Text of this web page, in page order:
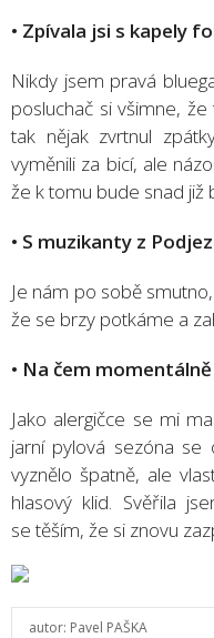
• Zpívala jsi s kapely
Nikdy jsem pravá
posluchač si všimne,
tak nějak zvrtnul
vyměnili za bicí, ale
že k tomu bude snad již
• S muzikanty z
Je nám po sobě
že se brzy potkáme a
• Na čem
Jako alergičce se mi
jarní pylová sezóna se
vyznělo špatně, ale
hlasový klid. Svěřila
se těším, že si znovu
autor: Pavel PAŠKA